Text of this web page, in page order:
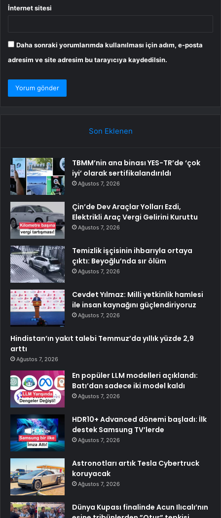
İnternet sitesi
Daha sonraki yorumlarımda kullanılması için adım, e-posta
adresim ve site adresim bu tarayıcıya kaydedilsin.
Son Eklenen
TBMM’nin ana binası YES-TR’de ‘çok
iyi’ olarak sertifikalandırıldı
Ağustos 7, 2026
Çin’de Dev Araçlar Yolları Ezdi,
Elektrikli Araç Vergi Gelirini Kuruttu
Ağustos 7, 2026
Temizlik işçisinin ihbarıyla ortaya
çıktı: Beyoğlu’nda sır ölüm
Ağustos 7, 2026
Cevdet Yılmaz: Milli yetkinlik hamlesi
ile insan kaynağını güçlendiriyoruz
Ağustos 7, 2026
Hindistan’ın yakıt talebi Temmuz’da yıllık yüzde 2,9
arttı
Ağustos 7, 2026
En popüler LLM modelleri açıklandı:
Batı’dan sadece iki model kaldı
Ağustos 7, 2026
HDR10+ Advanced dönemi başladı: İlk
destek Samsung TV’lerde
Ağustos 7, 2026
Astronotları artık Tesla Cybertruck
koruyacak
Ağustos 7, 2026
Dünya Kupası finalinde Acun Ilıcalı’nın